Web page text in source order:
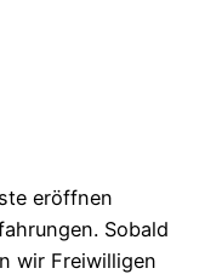
eröffnen
Sobald
wir Freiwilligen